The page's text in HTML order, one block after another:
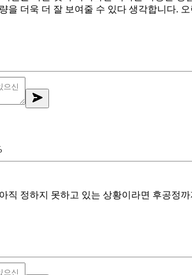
을 더욱 더 잘 보여줄 수 있다 생각합니다.
직 정하지 못하고 있는 상황이라면 후공정